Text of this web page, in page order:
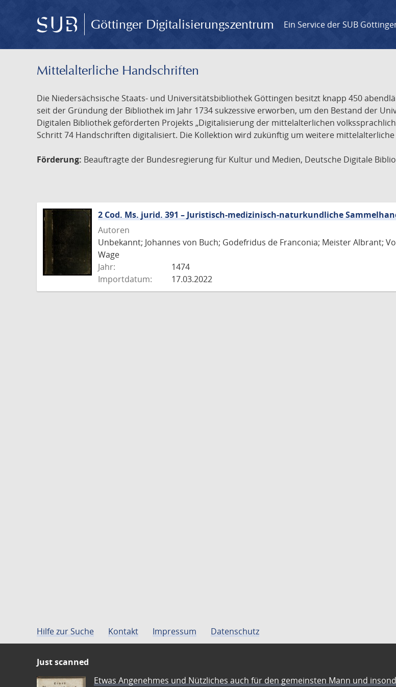
Göttinger Digitalisierungszentrum Ein Service der SUB
Mittelalterliche Handschriften
Die Niedersächsische Staats- und Universitätsbibliothek Göttingen besitzt knapp 450
seit der Gründung der Bibliothek im Jahr 1734 sukzessive erworben, um den Bestand der
Digitalen Bibliothek geförderten Projekts „Digitalisierung der mittelalterlichen
Schritt 74 Handschriften digitalisiert. Die Kollektion wird zukünftig um weitere
Förderung: Beauftragte der Bundesregierung für Kultur und Medien, Deutsche Digitale
2 Cod. Ms. jurid. 391 – Juristisch-medizinisch-naturkundliche
Autoren
Unbekannt; Johannes von Buch; Godefridus de Franconia; Meister Albrant;
Wage
Jahr:
1474
Importdatum:
17.03.2022
Hilfe zur Suche Kontakt Impressum Datenschutz
Just scanned
Etwas Angenehmes und Nützliches auch für den gemeinsten Mann und